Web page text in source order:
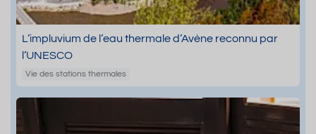
L’impluvium de l’eau thermale d’Avène reconnu par
l’UNESCO
Vie des stations thermales